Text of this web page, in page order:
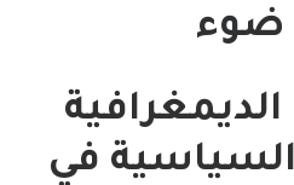
ضوء
في